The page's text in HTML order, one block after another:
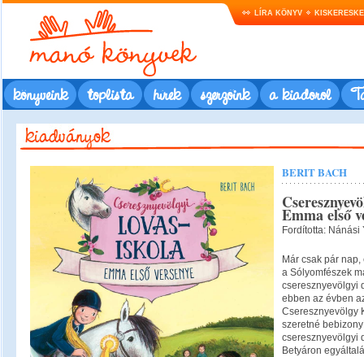
LÍRA KÖNYV
könyveink toplista hírek szerzőink a kiadóról
BERIT BACH
Emma első
Fordította: Nánási
Már csak pár
a Sólyomfészek
cseresznyevölgyi
ebben az évben
Cseresznyevölgy
szeretné
cseresznyevölgyi
Betyáron